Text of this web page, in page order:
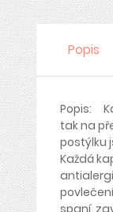
Popis
Popis:
tak na
postýlku
Každá
spaní,